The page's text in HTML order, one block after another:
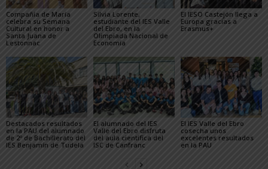
Compañía de María
celebra su Semana
Cultural en honor a
Santa Juana de
Lestonnac
Silvia Lorente,
estudiante del IES Valle
del Ebro, en la
Olimpiada Nacional de
Economía
El IESO Castejón llega a
Europa gracias a
Erasmus+
Destacados resultados
en la PAU del alumnado
de 2º de Bachillerato del
IES Benjamín de Tudela
El alumnado del IES
Valle del Ebro disfruta
del aula científica del
lSC de Canfranc
El IES Valle del Ebro
cosecha unos
excelentes resultados
en la PAU